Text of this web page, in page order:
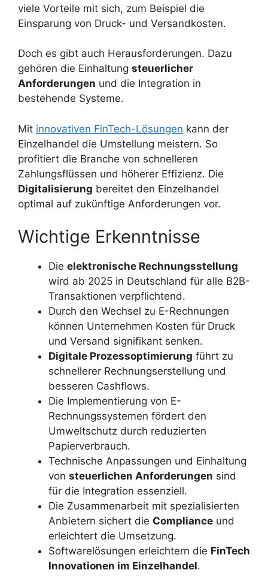
viele Vorteile mit sich, zum Beispiel die
Einsparung von Druck- und Versandkosten.
Doch es gibt auch Herausforderungen. Dazu
gehören die Einhaltung steuerlicher
Anforderungen und die Integration in
bestehende Systeme.
Mit innovativen FinTech-Lösungen kann der
Einzelhandel die Umstellung meistern. So
profitiert die Branche von schnelleren
Zahlungsflüssen und höherer Effizienz. Die
Digitalisierung bereitet den Einzelhandel
optimal auf zukünftige Anforderungen vor.
Wichtige Erkenntnisse
Die elektronische Rechnungsstellung
wird ab 2025 in Deutschland für alle B2B-
Transaktionen verpflichtend.
Durch den Wechsel zu E-Rechnungen
können Unternehmen Kosten für Druck
und Versand signifikant senken.
Digitale Prozessoptimierung führt zu
schnellerer Rechnungserstellung und
besseren Cashflows.
Die Implementierung von E-
Rechnungssystemen fördert den
Umweltschutz durch reduzierten
Papierverbrauch.
Technische Anpassungen und Einhaltung
von steuerlichen Anforderungen sind
für die Integration essenziell.
Die Zusammenarbeit mit spezialisierten
Anbietern sichert die Compliance und
erleichtert die Umsetzung.
Softwarelösungen erleichtern die FinTech
Innovationen im Einzelhandel.